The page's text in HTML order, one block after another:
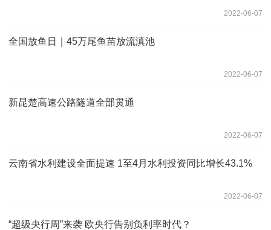
2022-06-07
全国放鱼日｜45万尾鱼苗放流滇池
2022-06-07
新昆楚高速公路隧道全部贯通
2022-06-07
云南省水利建设全面提速 1至4月水利投资同比增长43.1%
2022-06-07
“超级央行周”来袭 欧央行告别负利率时代？